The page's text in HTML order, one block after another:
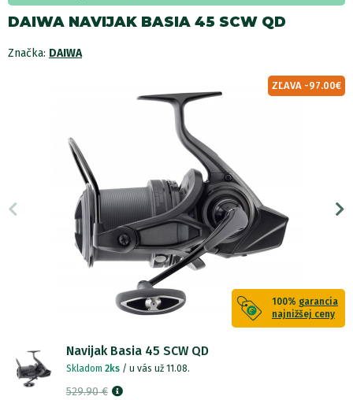
DAIWA NAVIJAK BASIA 45 SCW QD
Značka: DAIWA
ZĽAVA -97.00€
100% garancia
najnižšej ceny
Navijak Basia 45 SCW QD
Skladom 2ks / u vás už 11.08.
529.90 €